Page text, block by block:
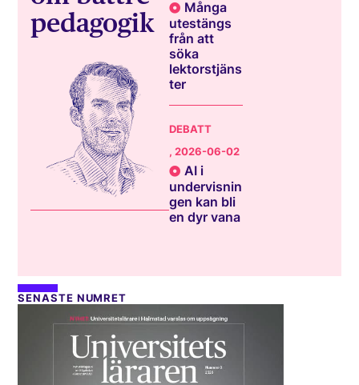
pedagogik
Många
utestängs
från att
söka
lektorstjäns
ter
DEBATT
, 2026-06-02
AI i
undervisnin
gen kan bli
en dyr vana
SENASTE NUMRET